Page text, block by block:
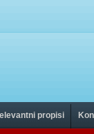
propisi